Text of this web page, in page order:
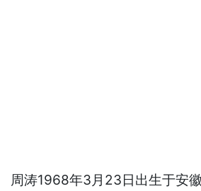
周涛1968年3月23日出生于安